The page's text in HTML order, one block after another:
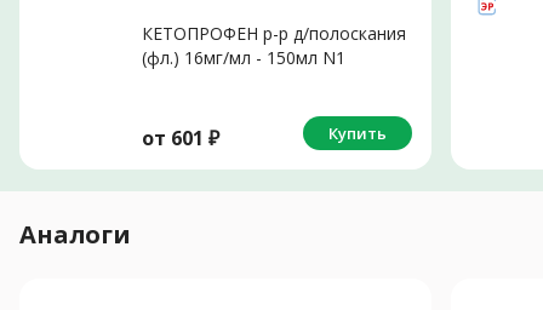
КЕТОПРОФЕН р-р д/полоскания
(фл.) 16мг/мл - 150мл N1
от 601 ₽ Купить
Аналоги